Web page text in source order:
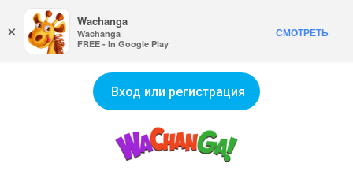
Вход или регистрация
×
Wachanga
Wachanga
FREE - In Google Play
СМОТРЕТЬ